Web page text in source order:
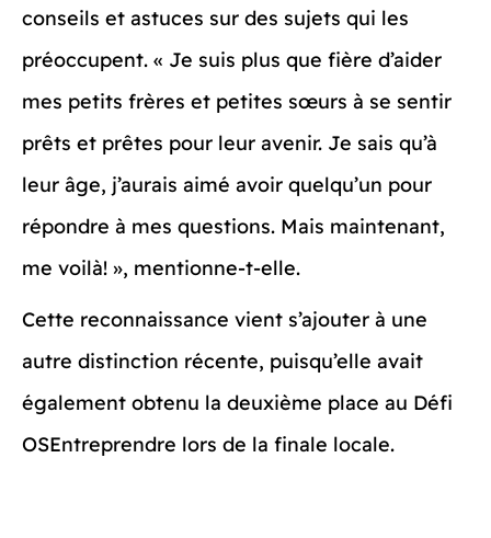
conseils et astuces sur des sujets qui les
préoccupent. « Je suis plus que fière d’aider
mes petits frères et petites sœurs à se sentir
prêts et prêtes pour leur avenir. Je sais qu’à
leur âge, j’aurais aimé avoir quelqu’un pour
répondre à mes questions. Mais maintenant,
me voilà! », mentionne-t-elle.
Cette reconnaissance vient s’ajouter à une
autre distinction récente, puisqu’elle avait
également obtenu la deuxième place au Défi
OSEntreprendre lors de la finale locale.